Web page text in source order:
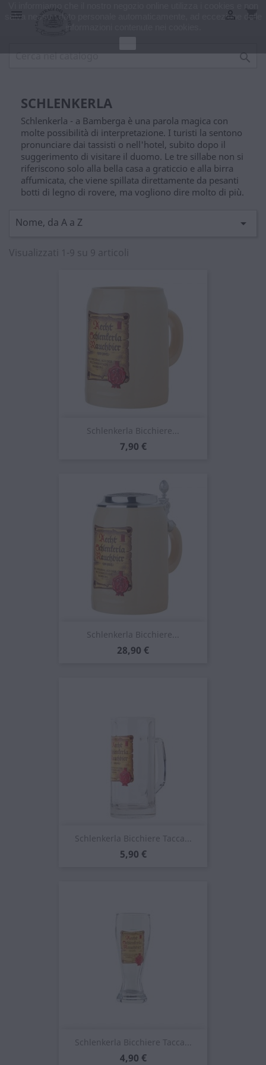
 shopping_cart


SCHLENKERLA
Schlenkerla - a Bamberga è una parola magica con
molte possibilità di interpretazione. I turisti la sentono
pronunciare dai tassisti o nell'hotel, subito dopo il
suggerimento di visitare il duomo. Le tre sillabe non si
riferiscono solo alla bella casa a graticcio e alla birra
affumicata, che viene spillata direttamente da pesanti
botti di legno di rovere, ma vogliono dire molto di più.
Nome, da A a Z 
Visualizzati 1-9 su 9 articoli
Schlenkerla Bicchiere...
Prezzo
7,90 €
Schlenkerla Bicchiere...
Prezzo
28,90 €
Schlenkerla Bicchiere Tacca...
Prezzo
5,90 €
Schlenkerla Bicchiere Tacca...
Prezzo
4,90 €
salva nessun dato personale automaticamente, ad eccezione delle
informazioni contenute nei cookies.